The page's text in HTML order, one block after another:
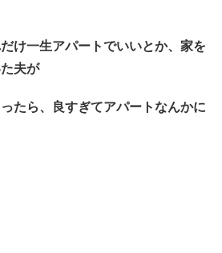
け一生アパートでいいとか、家を
夫が
たら、良すぎてアパートなんかに